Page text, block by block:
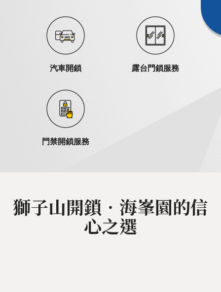
汽車開鎖 露台門鎖服務
門禁開鎖服務
獅子山開鎖‧海峯園的信
心之選